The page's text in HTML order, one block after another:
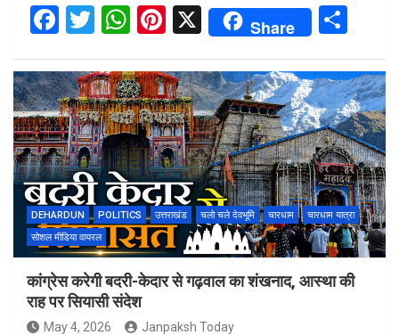
F
ce
b
o
o
k
T
tt
er
W
at
s
A
p
p
Pi
er
es
t
X Share
ar
e
DEHARDUN POLITICS उत्तराखंड चलो चले देवभूमि चारधाम
चारधाम यात्रा
सोशल मीडिया वायरल
कांग्रेस करेगी बदरी-केदार से गढ़वाल का शंखनाद, आस्था की
राह पर सियासी संदेश
May 4, 2026 Janpaksh Today